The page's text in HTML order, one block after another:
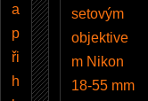
a
p
ři
h
setovým
objektive
m Nikon
18-55 mm